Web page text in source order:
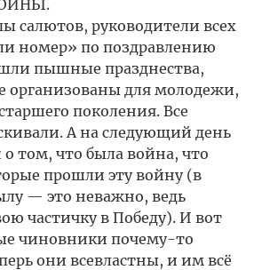
салютов, руководители всех
номер» по поздравлению
пышные празднества,
организованы для молодежи,
поколения. Все
А на следующий день
том, что была война, что
прошли эту войну (в
— это неважно, ведь
частичку в Победу). И вот
чиновники почему-то
они всевластны, и им всё